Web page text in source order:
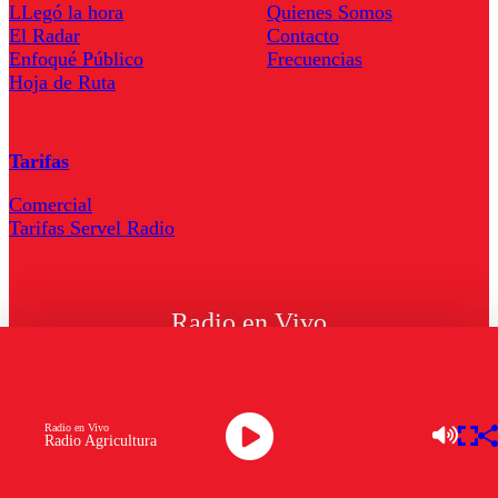
Radio Agricultura
Radio en Vivo
LLegó la hora
El Radar
Enfoqué Público
Hoja de Ruta
Quienes Somos
Contacto
Frecuencias
Tarifas
Comercial
Tarifas Servel Radio
Radio en Vivo